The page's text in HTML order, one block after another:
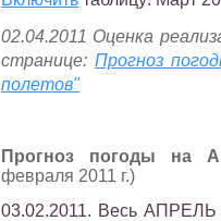
02.04.2011 Оценка
странице:Прогноз
полетов"
Прогноз погоды на
февраля 2011 г.)
03.02.2011. Весь АПРЕЛЬ